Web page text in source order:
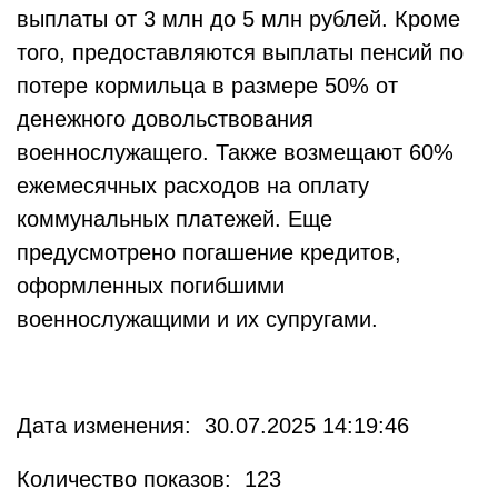
выплаты от 3 млн до 5 млн рублей. Кроме
того, предоставляются выплаты пенсий по
потере кормильца в размере 50% от
денежного довольствования
военнослужащего. Также возмещают 60%
ежемесячных расходов на оплату
коммунальных платежей. Еще
предусмотрено погашение кредитов,
оформленных погибшими
военнослужащими и их супругами.
Дата изменения: 30.07.2025 14:19:46
Количество показов: 123